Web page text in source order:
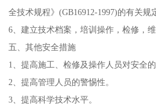
全技术规程》(GB16912-1997)的有关规
6、建立技术档案，培训操作，检修，维
五、其他安全措施
1、提高施工、检修及操作人员对安全的
2、提高管理人员的警惕性。
3、提高科学技术水平。